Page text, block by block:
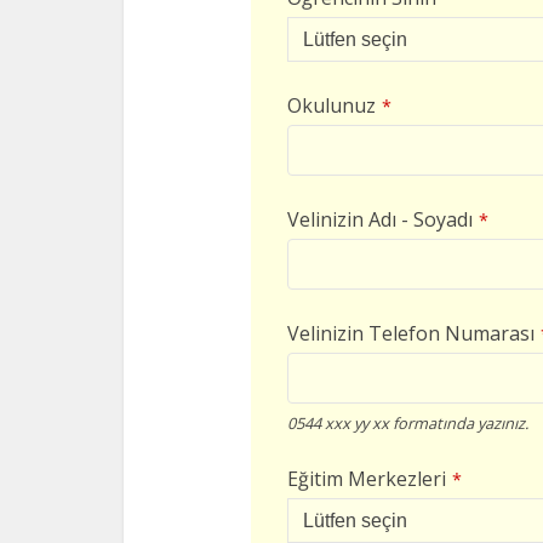
Okulunuz *
Velinizin Adı - Soyadı *
Velinizin Telefon Numarası
0544 xxx yy xx formatında yazınız.
Eğitim Merkezleri *